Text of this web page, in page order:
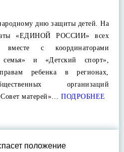
дню защиты детей. На
«ЕДИНОЙ РОССИИ» всех
с координаторами
семья» и «Детский спорт»,
ребенка в регионах,
организаций
матерей»… ПОДРОБНЕЕ
положение